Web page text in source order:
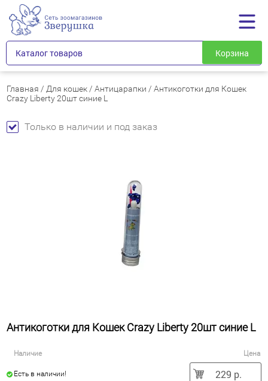
Каталог товаров Корзина
Главная / Для кошек /Антицарапки /Антикоготки для Кошек
Crazy Liberty 20шт синие L
Только в наличии и под заказ
Антикоготки для Кошек Crazy Liberty 20шт синие L
Наличие Цена
Есть в наличии! 229 р.